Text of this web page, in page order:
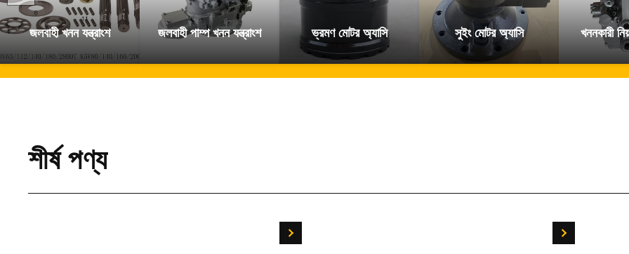
জলবাহী খনন যন্ত্রাংশ জলবাহী পাম্প খনন যন্ত্রাংশ ভ্রমণ মোটর অ্যাসি সুইং মোটর অ্যাসি খননকারী
শীর্ষ পণ্য